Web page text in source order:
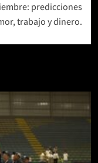
predicciones
trabajo y dinero.